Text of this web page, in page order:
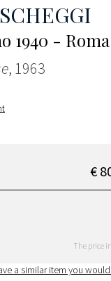
1940 - Roma
, 1963
€
The price
a similar item you